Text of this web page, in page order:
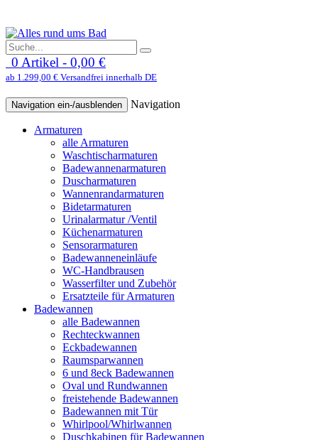
0 Artikel - 0,00 €
ab 1.299,00 € Versandfrei innerhalb DE
Navigation ein-/ausblenden Navigation
Armaturen
alle Armaturen
Waschtischarmaturen
Badewannenarmaturen
Duscharmaturen
Wannenrandarmaturen
Bidetarmaturen
Urinalarmatur /Ventil
Küchenarmaturen
Sensorarmaturen
Badewanneneinläufe
WC-Handbrausen
Wasserfilter und Zubehör
Ersatzteile für Armaturen
Badewannen
alle Badewannen
Rechteckwannen
Eckbadewannen
Raumsparwannen
6 und 8eck Badewannen
Oval und Rundwannen
freistehende Badewannen
Badewannen mit Tür
Whirlpool/Whirlwannen
Duschkabinen für Badewannen